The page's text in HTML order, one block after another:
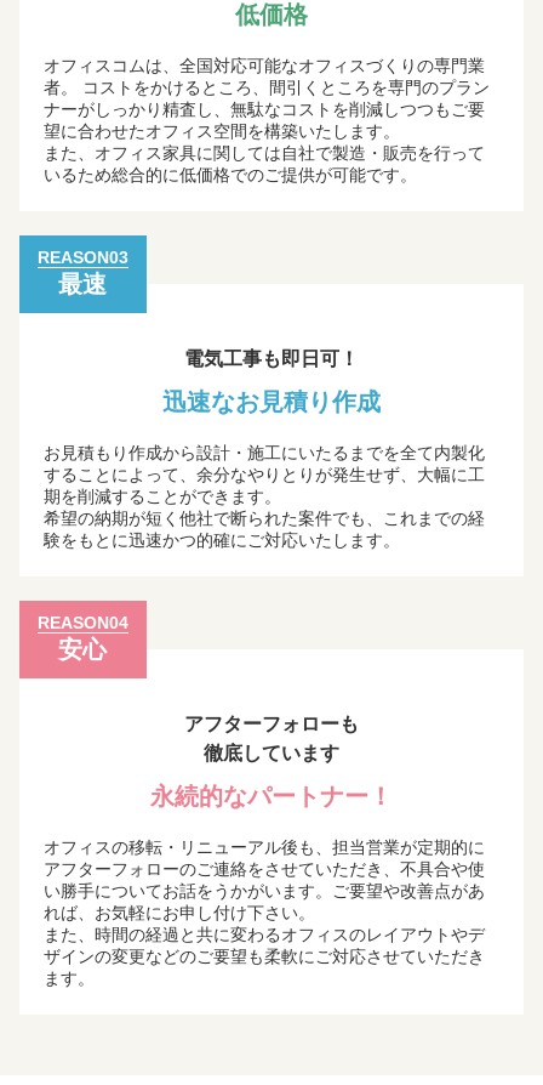
低価格
オフィスコムは、全国対応可能なオフィスづくりの専門業
者。 コストをかけるところ、間引くところを専門のプラン
ナーがしっかり精査し、無駄なコストを削減しつつもご要
望に合わせたオフィス空間を構築いたします。
また、オフィス家具に関しては自社で製造・販売を行って
いるため総合的に低価格でのご提供が可能です。
REASON03
最速
電気工事も即日可！
迅速なお見積り作成
お見積もり作成から設計・施工にいたるまでを全て内製化
することによって、余分なやりとりが発生せず、大幅に工
期を削減することができます。
希望の納期が短く他社で断られた案件でも、これまでの経
験をもとに迅速かつ的確にご対応いたします。
REASON04
安心
アフターフォローも
徹底しています
永続的なパートナー！
オフィスの移転・リニューアル後も、担当営業が定期的に
アフターフォローのご連絡をさせていただき、不具合や使
い勝手についてお話をうかがいます。ご要望や改善点があ
れば、お気軽にお申し付け下さい。
また、時間の経過と共に変わるオフィスのレイアウトやデ
ザインの変更などのご要望も柔軟にご対応させていただき
ます。